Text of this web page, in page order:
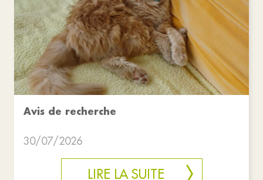
Avis de recherche
30/07/2026
LIRE LA SUITE